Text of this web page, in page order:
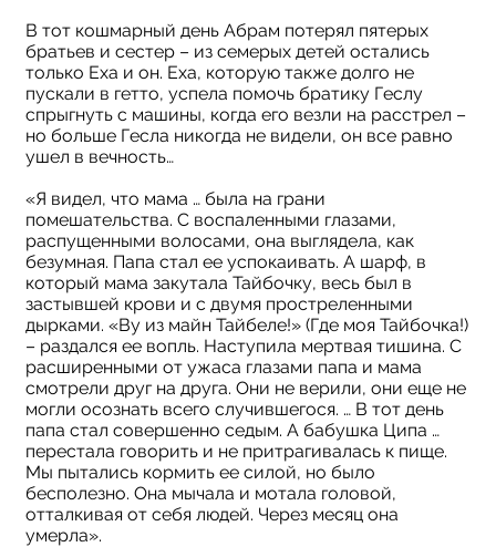
В тот кошмарный день Абрам потерял пятерых
братьев и сестер – из семерых детей остались
только Еха и он. Еха, которую также долго не
пускали в гетто, успела помочь братику Геслу
спрыгнуть с машины, когда его везли на расстрел –
но больше Гесла никогда не видели, он все равно
ушел в вечность…
«Я видел, что мама … была на грани
помешательства. С воспаленными глазами,
распущенными волосами, она выглядела, как
безумная. Папа стал ее успокаивать. А шарф, в
который мама закутала Тайбочку, весь был в
застывшей крови и с двумя простреленными
дырками. «Ву из майн Тайбеле!» (Где моя Тайбочка!)
– раздался ее вопль. Наступила мертвая тишина. С
расширенными от ужаса глазами папа и мама
смотрели друг на друга. Они не верили, они еще не
могли осознать всего случившегося. … В тот день
папа стал совершенно седым. А бабушка Ципа …
перестала говорить и не притрагивалась к пище.
Мы пытались кормить ее силой, но было
бесполезно. Она мычала и мотала головой,
отталкивая от себя людей. Через месяц она
умерла».